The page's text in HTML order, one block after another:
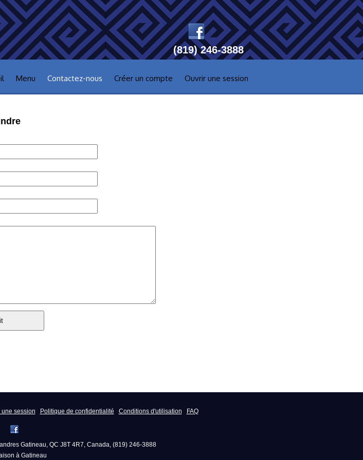
(819) 246-3888
Menu Contactez-nous Créer un compte Ouvrir une session
une session Politique de confidentialité Conditions d'utilisation FAQ
Gatineau, QC J8T 4R7, Canada, (819) 246-3888
à Gatineau